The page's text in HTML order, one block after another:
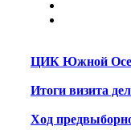
ЦИК Южной
Итоги визита
Ход